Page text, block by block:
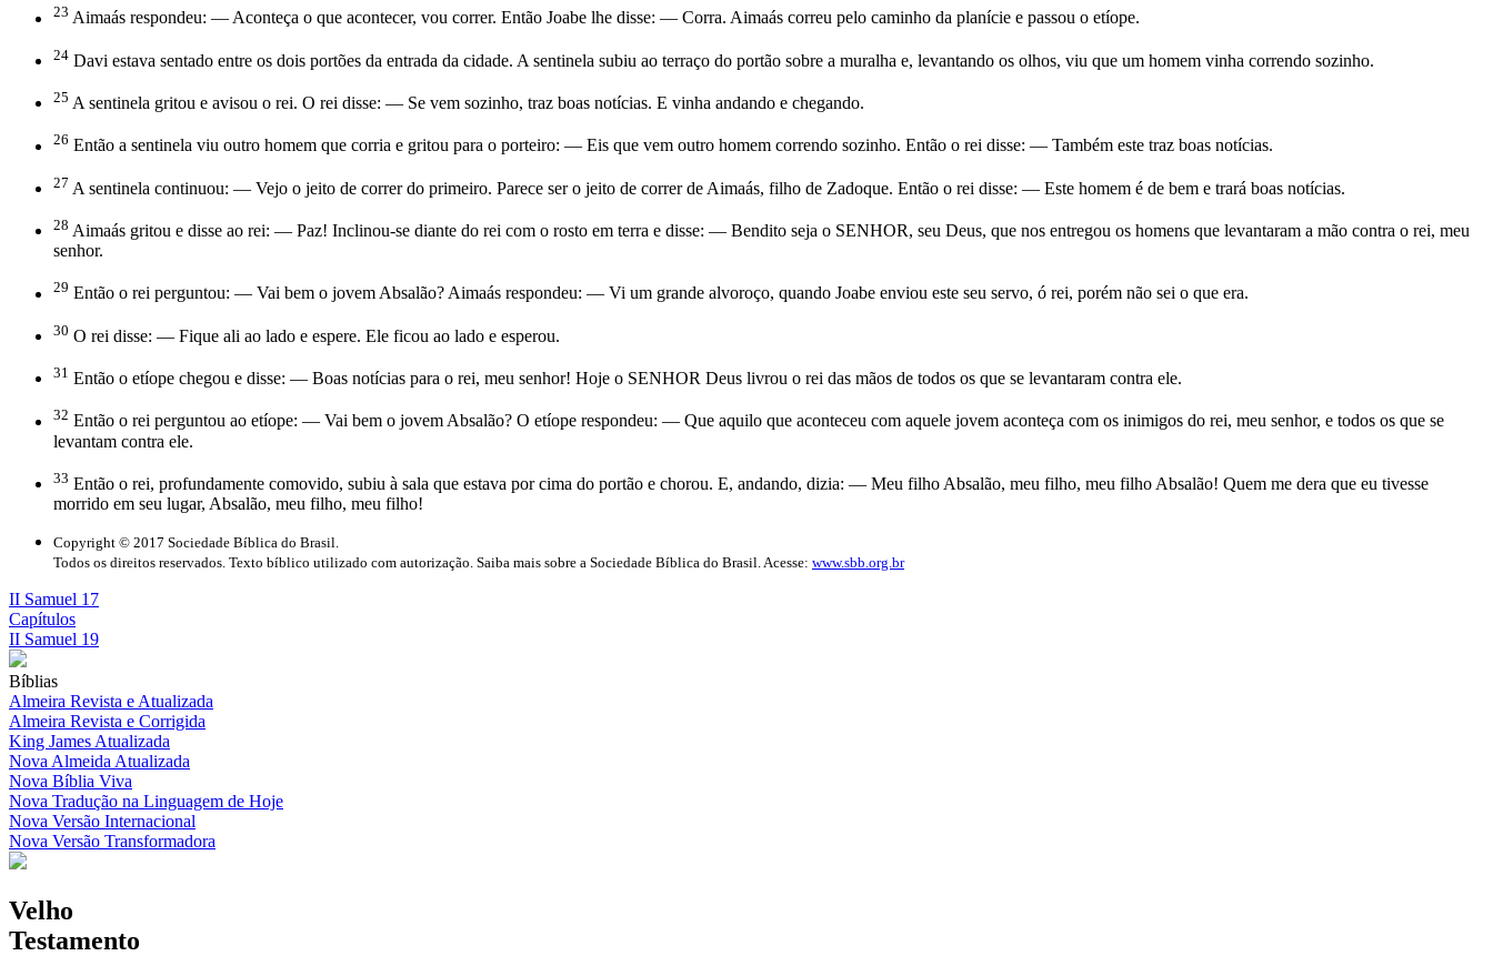
23 Aimaás respondeu: — Aconteça o que acontecer, vou correr. Então Joabe lhe disse: — Corra. Aimaás correu pelo caminho da planície e passou o etíope.
24 Davi estava sentado entre os dois portões da entrada da cidade. A sentinela subiu ao terraço do portão sobre a muralha e, levantando os olhos, viu que um homem vinha correndo sozinho.
25 A sentinela gritou e avisou o rei. O rei disse: — Se vem sozinho, traz boas notícias. E vinha andando e chegando.
26 Então a sentinela viu outro homem que corria e gritou para o porteiro: — Eis que vem outro homem correndo sozinho. Então o rei disse: — Também este traz boas notícias.
27 A sentinela continuou: — Vejo o jeito de correr do primeiro. Parece ser o jeito de correr de Aimaás, filho de Zadoque. Então o rei disse: — Este homem é de bem e trará boas notícias.
28 Aimaás gritou e disse ao rei: — Paz! Inclinou-se diante do rei com o rosto em terra e disse: — Bendito seja o SENHOR, seu Deus, que nos entregou os homens que levantaram a mão contra o rei, meu
senhor.
29 Então o rei perguntou: — Vai bem o jovem Absalão? Aimaás respondeu: — Vi um grande alvoroço, quando Joabe enviou este seu servo, ó rei, porém não sei o que era.
30 O rei disse: — Fique ali ao lado e espere. Ele ficou ao lado e esperou.
31 Então o etíope chegou e disse: — Boas notícias para o rei, meu senhor! Hoje o SENHOR Deus livrou o rei das mãos de todos os que se levantaram contra ele.
32 Então o rei perguntou ao etíope: — Vai bem o jovem Absalão? O etíope respondeu: — Que aquilo que aconteceu com aquele jovem aconteça com os inimigos do rei, meu senhor, e todos os que se
levantam contra ele.
33 Então o rei, profundamente comovido, subiu à sala que estava por cima do portão e chorou. E, andando, dizia: — Meu filho Absalão, meu filho, meu filho Absalão! Quem me dera que eu tivesse
morrido em seu lugar, Absalão, meu filho, meu filho!
Copyright © 2017 Sociedade Bíblica do Brasil.
Todos os direitos reservados. Texto bíblico utilizado com autorização. Saiba mais sobre a Sociedade Bíblica do Brasil. Acesse: www.sbb.org.br
II Samuel 17
Capítulos
II Samuel 19
Bíblias
Almeira Revista e Atualizada
Almeira Revista e Corrigida
King James Atualizada
Nova Almeida Atualizada
Nova Bíblia Viva
Nova Tradução na Linguagem de Hoje
Nova Versão Internacional
Nova Versão Transformadora
Velho
Testamento